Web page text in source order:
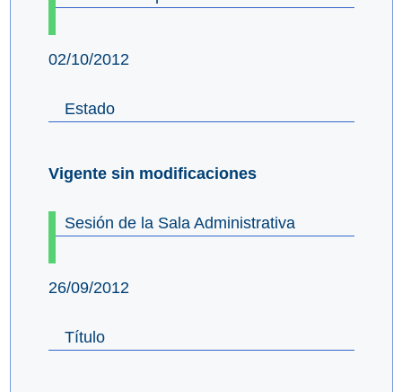
02/10/2012
Estado
Vigente sin modificaciones
Sesión de la Sala Administrativa
26/09/2012
Título